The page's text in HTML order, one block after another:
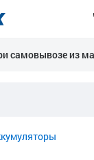
самовывозе из